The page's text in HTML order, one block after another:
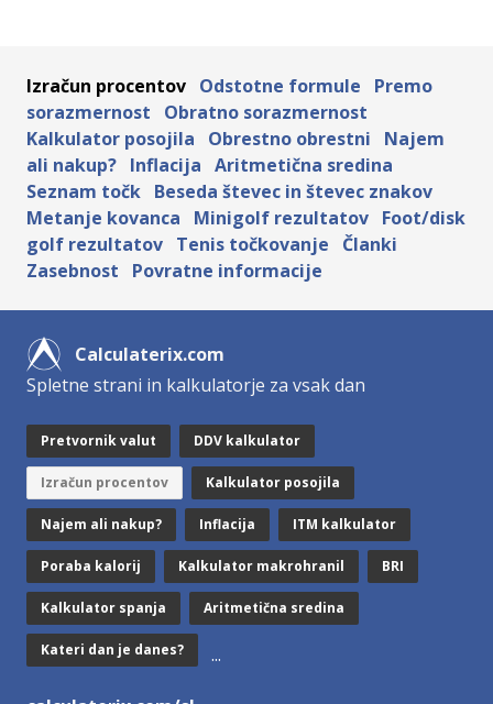
Izračun procentov Odstotne formule
Premo
sorazmernost
Obratno sorazmernost
Kalkulator posojila
Obrestno obrestni
Najem
ali nakup? Inflacija Aritmetična sredina
Seznam točk Beseda števec in števec znakov
Metanje kovanca
Minigolf rezultatov Foot/disk
golf rezultatov Tenis točkovanje
Članki
Zasebnost
Povratne informacije
Calculaterix.com
Spletne strani in kalkulatorje za vsak dan
Pretvornik valut DDV kalkulator
Izračun procentov Kalkulator posojila
Najem ali nakup? Inflacija ITM kalkulator
Poraba kalorij Kalkulator makrohranil BRI
Kalkulator spanja Aritmetična sredina
Kateri dan je danes? ...